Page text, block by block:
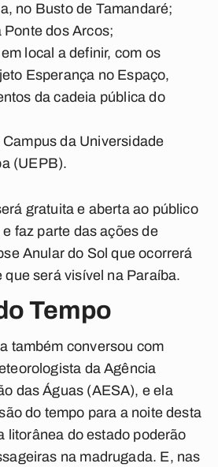
no Busto de Tamandaré;
Ponte dos Arcos;
local a definir, com os
Esperança no Espaço,
da cadeia pública do
da Universidade
(UEPB).
gratuita e aberta ao público
faz parte das ações de
Anular do Sol que ocorrerá
que será visível na Paraíba.
Tempo
também conversou com
da Agência
das Águas (AESA), e ela
do tempo para a noite desta
litorânea do estado poderão
na madrugada. E, nas